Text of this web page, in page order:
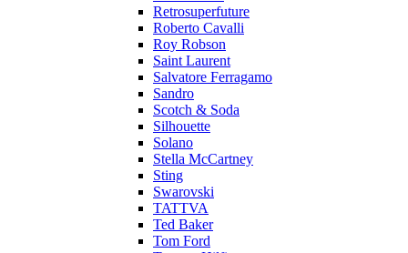
Retrosuperfuture
Roberto Cavalli
Roy Robson
Saint Laurent
Salvatore Ferragamo
Sandro
Scotch & Soda
Silhouette
Solano
Stella McCartney
Sting
Swarovski
TATTVA
Ted Baker
Tom Ford